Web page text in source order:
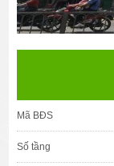
Mã BĐS
Số tầng